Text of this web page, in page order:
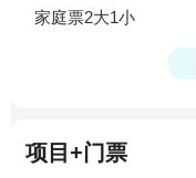
家庭票2大1小
项目+门票